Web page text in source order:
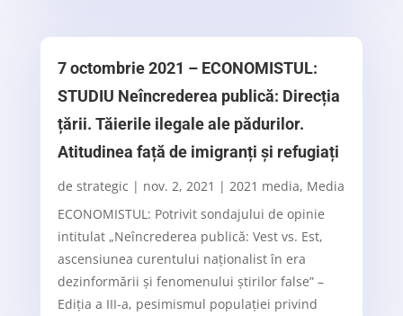
7 octombrie 2021 – ECONOMISTUL:
STUDIU Neîncrederea publică: Direcția
țării. Tăierile ilegale ale pădurilor.
Atitudinea față de imigranți și refugiați
de strategic | nov. 2, 2021 | 2021 media, Media
ECONOMISTUL: Potrivit sondajului de opinie
intitulat „Neîncrederea publică: Vest vs. Est,
ascensiunea curentului naționalist în era
dezinformării și fenomenului știrilor false” –
Ediția a III-a, pesimismul populației privind